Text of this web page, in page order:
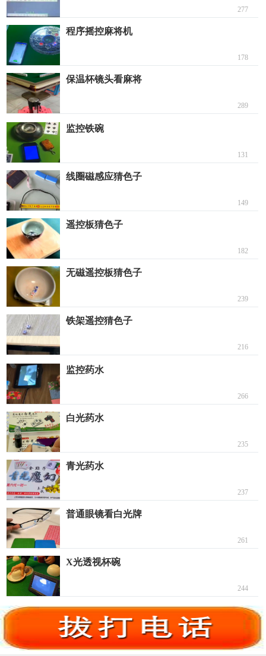
277
程序摇控麻将机
178
保温杯镜头看麻将
289
监控铁碗
131
线圈磁感应猜色子
149
遥控板猜色子
182
无磁遥控板猜色子
239
铁架遥控猜色子
216
监控药水
266
白光药水
235
青光药水
237
普通眼镜看白光牌
261
X光透视杯碗
244